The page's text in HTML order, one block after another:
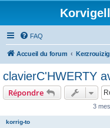
FAQ
Accueil du forum
clavierC'HWERTY
Répondre
3
korrig-to